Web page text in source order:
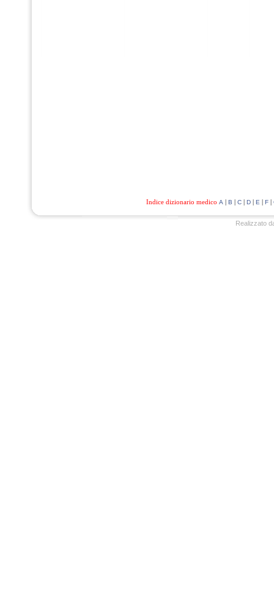
Indice dizionario medico A | B | C| D| E | F|
Realizzato